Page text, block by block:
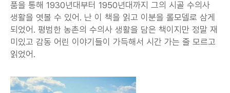
품을 통해 1930년대부터 1950년대까지 그의 시골 수의사
생활을 엿볼 수 있어. 난 이 책을 읽고 이분을 롤모델로 삼게
되었어. 평범한 농촌의 수의사 생활을 담은 책이지만 정말 재
미있고 감동 어린 이야기들이 가득해서 시간 가는 줄 모르고
읽었어.